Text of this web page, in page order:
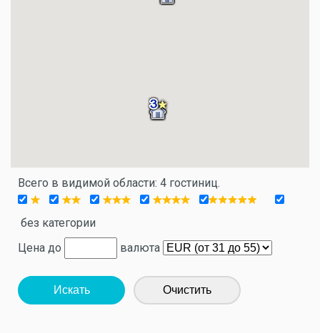
Всего в видимой области: 4 гостиниц.
без категории
Цена до
валюта
Искать Очистить